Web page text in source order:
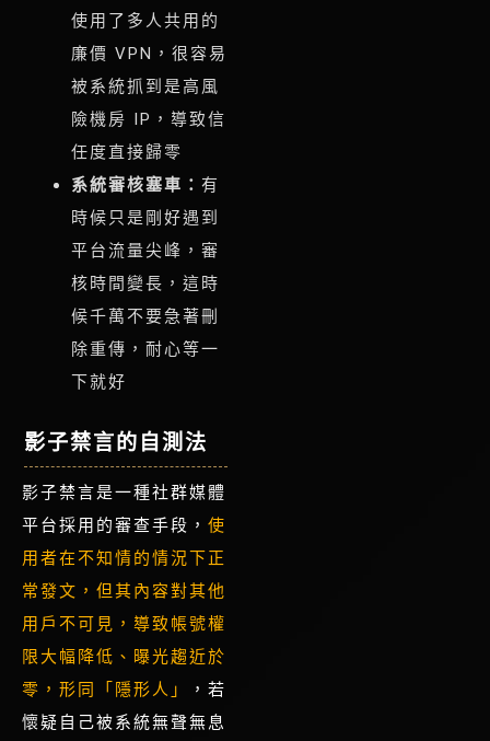
使用了多人共用的
廉價 VPN，很容易
被系統抓到是高風
險機房 IP，導致信
任度直接歸零
系統審核塞車： 有
時候只是剛好遇到
平台流量尖峰，審
核時間變長，這時
候千萬不要急著刪
除重傳，耐心等一
下就好
影子禁言的自測法
影子禁言是一種社群媒體
平台採用的審查手段， 使
用者在不知情的情況下正
常發文，但其內容對其他
用戶不可見，導致帳號權
限大幅降低、曝光趨近於
零，形同「隱形人」
，若
懷疑自己被系統無聲無息